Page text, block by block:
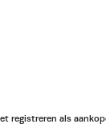
registreren als